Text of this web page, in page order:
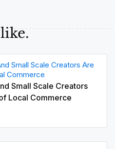
Small Scale Creators
Local Commerce